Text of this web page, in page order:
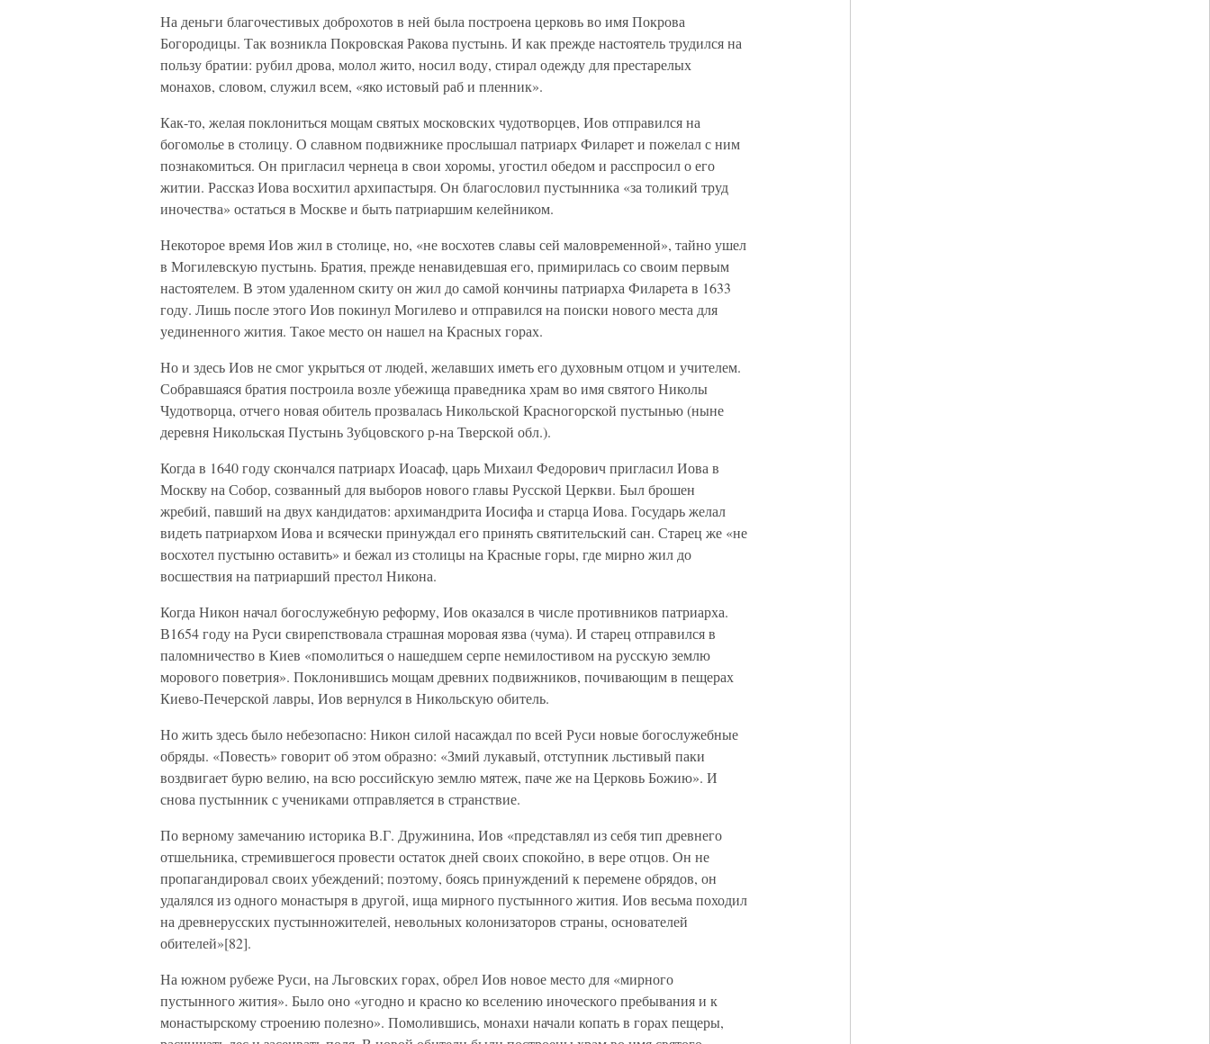
На деньги благочестивых доброхотов в ней была построена церковь во имя Покрова
Богородицы. Так возникла Покровская Ракова пустынь. И как прежде настоятель трудился на
пользу братии: рубил дрова, молол жито, носил воду, стирал одежду для престарелых
монахов, словом, служил всем, «яко истовый раб и пленник».
Как-то, желая поклониться мощам святых московских чудотворцев, Иов отправился на
богомолье в столицу. О славном подвижнике прослышал патриарх Филарет и пожелал с ним
познакомиться. Он пригласил чернеца в свои хоромы, угостил обедом и расспросил о его
житии. Рассказ Иова восхитил архипастыря. Он благословил пустынника «за толикий труд
иночества» остаться в Москве и быть патриаршим келейником.
Некоторое время Иов жил в столице, но, «не восхотев славы сей маловременной», тайно ушел
в Могилевскую пустынь. Братия, прежде ненавидевшая его, примирилась со своим первым
настоятелем. В этом удаленном скиту он жил до самой кончины патриарха Филарета в 1633
году. Лишь после этого Иов покинул Могилево и отправился на поиски нового места для
уединенного жития. Такое место он нашел на Красных горах.
Но и здесь Иов не смог укрыться от людей, желавших иметь его духовным отцом и учителем.
Собравшаяся братия построила возле убежища праведника храм во имя святого Николы
Чудотворца, отчего новая обитель прозвалась Никольской Красногорской пустынью (ныне
деревня Никольская Пустынь Зубцовского р-на Тверской обл.).
Когда в 1640 году скончался патриарх Иоасаф, царь Михаил Федорович пригласил Иова в
Москву на Собор, созванный для выборов нового главы Русской Церкви. Был брошен
жребий, павший на двух кандидатов: архимандрита Иосифа и старца Иова. Государь желал
видеть патриархом Иова и всячески принуждал его принять святительский сан. Старец же «не
восхотел пустыню оставить» и бежал из столицы на Красные горы, где мирно жил до
восшествия на патриарший престол Никона.
Когда Никон начал богослужебную реформу, Иов оказался в числе противников патриарха.
В1654 году на Руси свирепствовала страшная моровая язва (чума). И старец отправился в
паломничество в Киев «помолиться о нашедшем серпе немилостивом на русскую землю
морового поветрия». Поклонившись мощам древних подвижников, почивающим в пещерах
Киево-Печерской лавры, Иов вернулся в Никольскую обитель.
Но жить здесь было небезопасно: Никон силой насаждал по всей Руси новые богослужебные
обряды. «Повесть» говорит об этом образно: «Змий лукавый, отступник льстивый паки
воздвигает бурю велию, на всю российскую землю мятеж, паче же на Церковь Божию». И
снова пустынник с учениками отправляется в странствие.
По верному замечанию историка В.Г. Дружинина, Иов «представлял из себя тип древнего
отшельника, стремившегося провести остаток дней своих спокойно, в вере отцов. Он не
пропагандировал своих убеждений; поэтому, боясь принуждений к перемене обрядов, он
удалялся из одного монастыря в другой, ища мирного пустынного жития. Иов весьма походил
на древнерусских пустынножителей, невольных колонизаторов страны, основателей
обителей»[82].
На южном рубеже Руси, на Льговских горах, обрел Иов новое место для «мирного
пустынного жития». Было оно «угодно и красно ко вселению иноческого пребывания и к
монастырскому строению полезно». Помолившись, монахи начали копать в горах пещеры,